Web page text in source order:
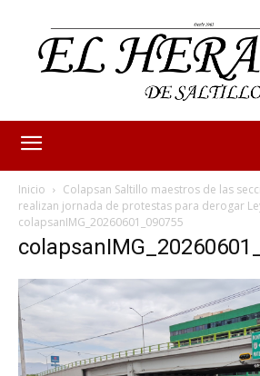
Inicio
Colapsan Saltillo maestros de las
realizan jornada de protestas para derogar Ley
colapsanIMG_20260601_090755